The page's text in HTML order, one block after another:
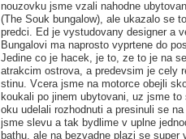
nouzovku jsme vzali nahodne
(The Souk bungalow), ale ukazalo se
predci. Ed je vystudovany designer a
Bungalovi ma naprosto vyprtene do
Jedine co je hacek, je to, ze to je na
atrakcim ostrova, a predevsim je cely
stinu. Vcera jsme na motorce obejli
koukali po jinem ubytovani, uz jsme
oku udelali rozhodnuti a presinuli se
jsme slevu a tak bydlime v uplne
bathu, ale na bezvadne plazi se